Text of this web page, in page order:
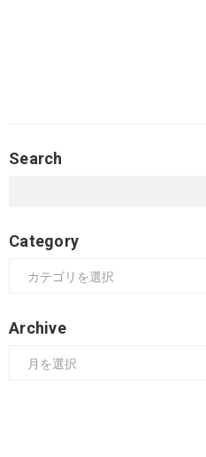
Search
Category
Archive